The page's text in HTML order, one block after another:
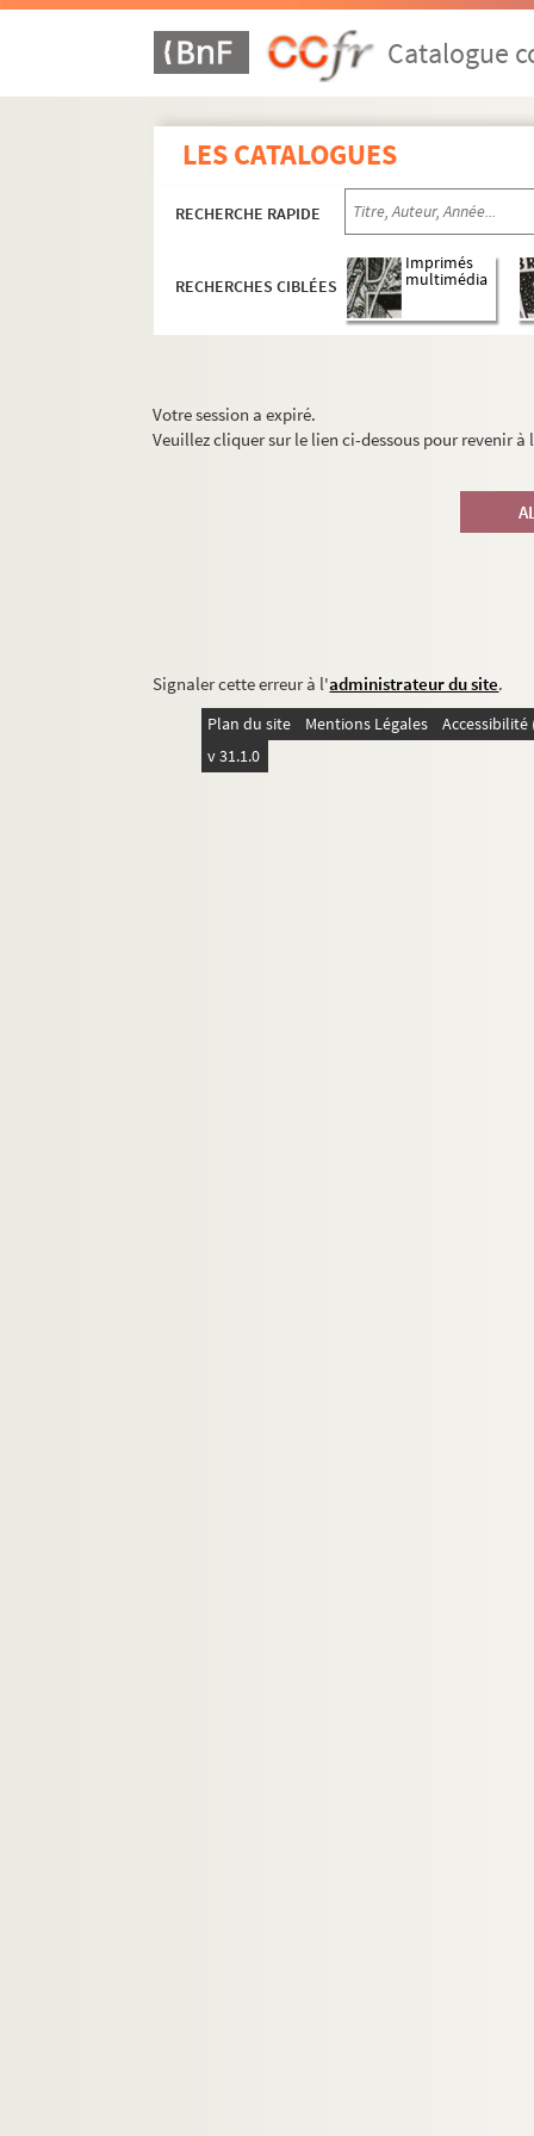
Catalogue
LES CATALOGUES
RECHERCHE RAPIDE
RECHERCHES CIBLÉES
Imprimés
multimédia
Votre session a expiré.
Veuillez cliquer sur le lien ci-dessous pour revenir
Signaler cette erreur à l'administrateur du site.
Plan du site Mentions Légales
v 31.1.0